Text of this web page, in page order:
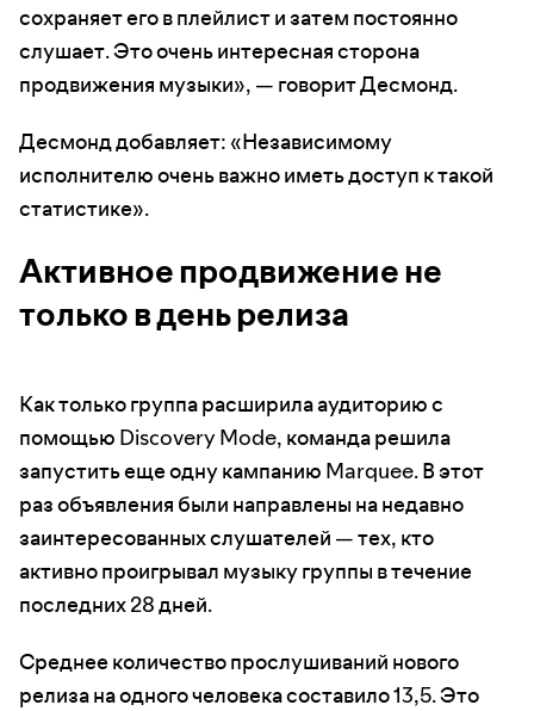
сохраняет его в плейлист и затем постоянно
слушает. Это очень интересная сторона
продвижения музыки», — говорит Десмонд.
Десмонд добавляет: «Независимому
исполнителю очень важно иметь доступ к такой
статистике».
Активное продвижение не
только в день релиза
Как только группа расширила аудиторию с
помощью Discovery Mode, команда решила
запустить еще одну кампанию Marquee. В этот
раз объявления были направлены на недавно
заинтересованных слушателей — тех, кто
активно проигрывал музыку группы в течение
последних 28 дней.
Среднее количество прослушиваний нового
релиза на одного человека составило 13,5. Это